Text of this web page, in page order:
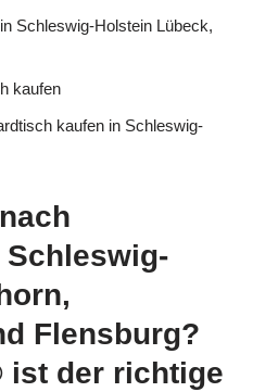
Schleswig-Holstein Lübeck,
kaufen
kaufen in Schleswig-
Flensburg?
ist der richtige